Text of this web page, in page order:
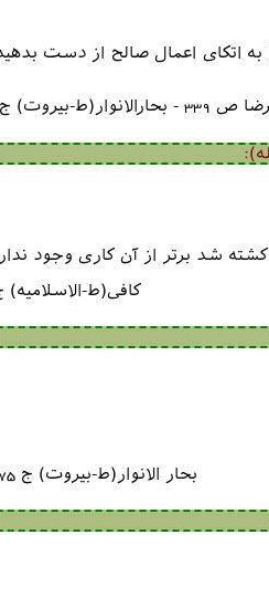
اتکاى اعمال صالح از دست
بیروت) ج 75، ص 347 و 348
شد برتر از آن کاری وجود
کافی(ط-الاسلامیه) ج 2 ، ص 348 ،
بحار الانوار(ط-بیروت) ج 75 ، ص 189 ، ح 44